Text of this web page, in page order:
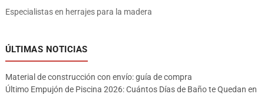
Especialistas en herrajes para la madera
ÚLTIMAS NOTICIAS
Material de construcción con envío: guía de compra
Último Empujón de Piscina 2026: Cuántos Días de Baño te Quedan en